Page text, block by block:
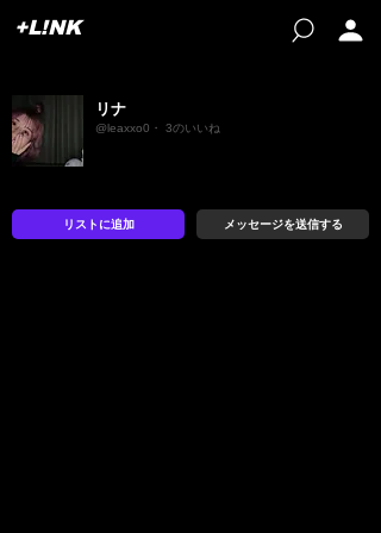
+L!NK
リナ
@leaxxo0・ 3のいいね
リストに追加 メッセージを送信する